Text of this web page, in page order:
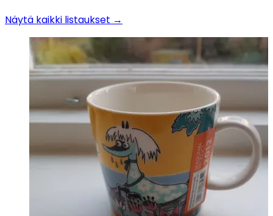
Näytä kaikki listaukset →